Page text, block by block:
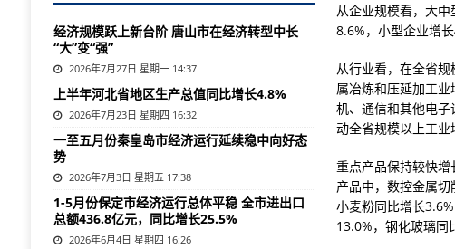
从企业规模看，大中
8.6%，小型企业增长
从行业看，在全省
属冶炼和压延加工
机、通信和其他电
动全省规模以上工业
重点产品保持较快
产品中，数控金属切
小麦粉同比增长
13.0%，钢化玻璃同
经济规模跃上新台阶 唐山市在经济转型中长
“大”变“强”
2026年7月27日 星期一 14:37
上半年河北省地区生产总值同比增长4.8%
2026年7月23日 星期四 16:32
一至五月份秦皇岛市经济运行延续稳中向好态
势
2026年7月3日 星期五 17:38
1-5月份保定市经济运行总体平稳 全市进出口
总额436.8亿元，同比增长25.5%
2026年6月4日 星期四 16:26